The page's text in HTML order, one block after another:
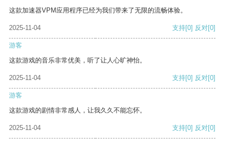
这款加速器VPM应用程序已经为我们带来了无限的流畅体验。
2025-11-04 支持[0] 反对[0]
游客
这款游戏的音乐非常优美，听了让人心旷神怡。
2025-11-04 支持[0] 反对[0]
游客
这款游戏的剧情非常感人，让我久久不能忘怀。
2025-11-04 支持[0] 反对[0]